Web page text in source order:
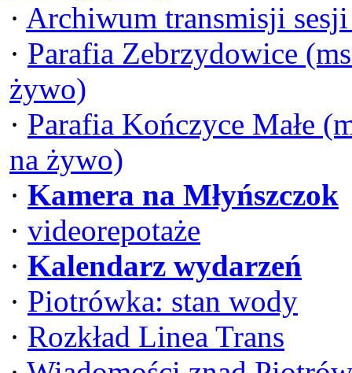
· Archiwum transmisji
· Parafia Zebrzydowice
żywo)
· Parafia Kończyce Małe
na żywo)
· Kamera na Młyńszczok
· videorepotaże
· Kalendarz wydarzeń
· Piotrówka: stan wody
· Rozkład Linea Trans